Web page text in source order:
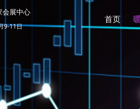
会展中心
9-11日
首页